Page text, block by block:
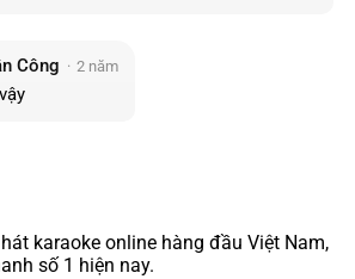
Công 2 năm
karaoke online hàng đầu Việt Nam,
số 1 hiện nay.